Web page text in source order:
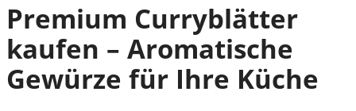
Premium Curryblätter
kaufen – Aromatische
Gewürze für Ihre Küche